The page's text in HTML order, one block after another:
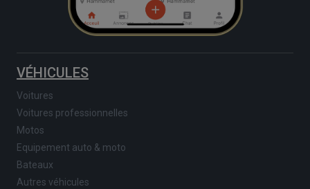
VÉHICULES
Voitures
Voitures professionnelles
Motos
Equipement auto & moto
Bateaux
Autres véhicules